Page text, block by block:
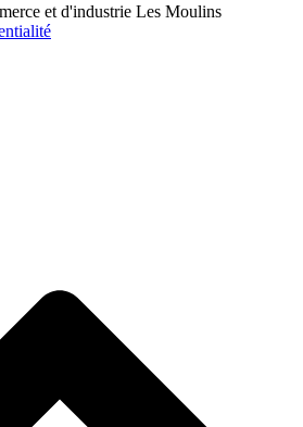
et d'industrie Les Moulins